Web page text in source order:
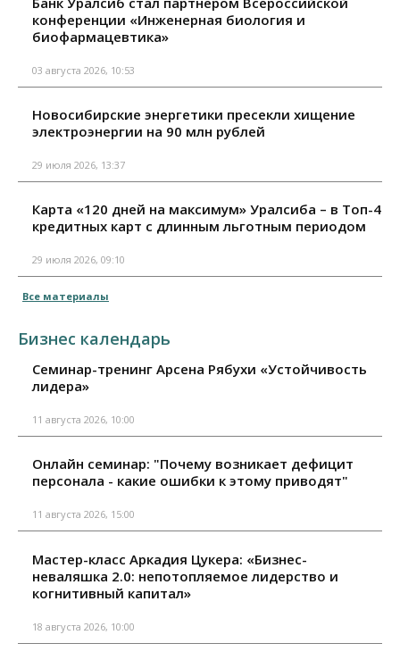
конференции «Инженерная биология и
биофармацевтика»
03 августа 2026, 10:53
Новосибирские энергетики пресекли хищение
электроэнергии на 90 млн рублей
29 июля 2026, 13:37
Карта «120 дней на максимум» Уралсиба – в Топ-4
кредитных карт с длинным льготным периодом
29 июля 2026, 09:10
Все материалы
Бизнес календарь
Семинар-тренинг Арсена Рябухи «Устойчивость
лидера»
11 августа 2026, 10:00
Онлайн семинар: "Почему возникает дефицит
персонала - какие ошибки к этому приводят"
11 августа 2026, 15:00
Мастер-класс Аркадия Цукера: «Бизнес-
неваляшка 2.0: непотопляемое лидерство и
когнитивный капитал»
18 августа 2026, 10:00